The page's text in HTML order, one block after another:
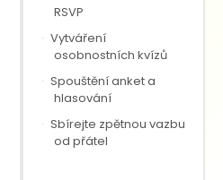
RSVP
· Vytváření
osobnostních kvízů
· Spouštění anket a
hlasování
· Sbírejte zpětnou vazbu
od přátel